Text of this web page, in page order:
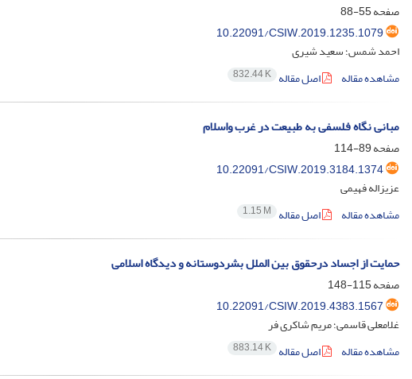
صفحه55-88
10.22091/CSIW.2019.1235.1079
احمد شمس؛ سعید شیری
مشاهده مقاله
اصل مقاله 832.44 K
مبانی نگاه فلسفی به طبیعت در غرب واسلام
صفحه89-114
10.22091/CSIW.2019.3184.1374
عزیزاله فهیمی
مشاهده مقاله
اصل مقاله 1.15 M
حمایت از اجساد درحقوق بین الملل بشردوستانه و دیدگاه اسلامی
صفحه115-148
10.22091/CSIW.2019.4383.1567
غلامعلی قاسمی؛ مریم شاکری فر
مشاهده مقاله
اصل مقاله 883.14 K